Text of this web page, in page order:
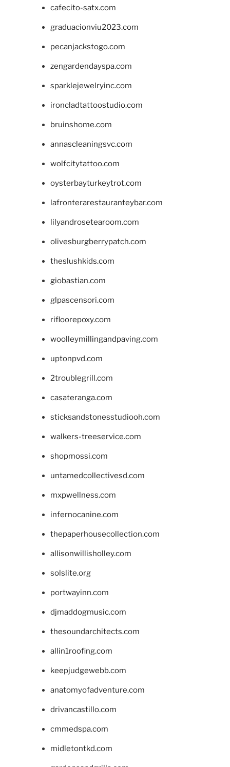
cafecito-satx.com
graduacionviu2023.com
pecanjackstogo.com
zengardendayspa.com
sparklejewelryinc.com
ironcladtattoostudio.com
bruinshome.com
annascleaningsvc.com
wolfcitytattoo.com
oysterbayturkeytrot.com
lafronterarestauranteybar.com
lilyandrosetearoom.com
olivesburgberrypatch.com
theslushkids.com
giobastian.com
glpascensori.com
rifloorepoxy.com
woolleymillingandpaving.com
uptonpvd.com
2troublegrill.com
casateranga.com
sticksandstonesstudiooh.com
walkers-treeservice.com
shopmossi.com
untamedcollectivesd.com
mxpwellness.com
infernocanine.com
thepaperhousecollection.com
allisonwillisholley.com
solslite.org
portwayinn.com
djmaddogmusic.com
thesoundarchitects.com
allin1roofing.com
keepjudgewebb.com
anatomyofadventure.com
drivancastillo.com
cmmedspa.com
midletontkd.com